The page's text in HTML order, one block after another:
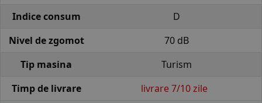
Indice consum
D
Nivel de zgomot
70 dB
Tip masina
Turism
Timp de livrare
livrare 7/10 zile